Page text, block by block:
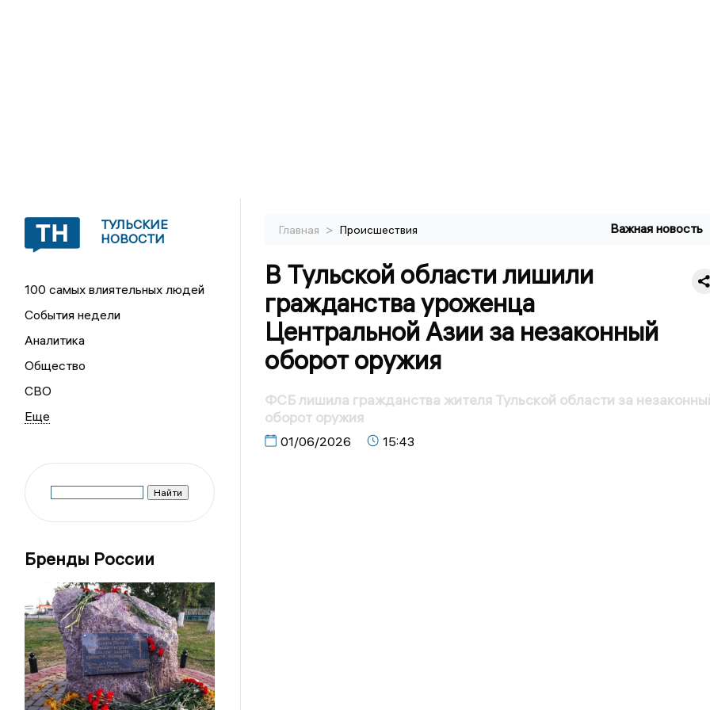
ТУЛЬСКИЕ
НОВОСТИ
100 самых влиятельных людей
События недели
Аналитика
Общество
СВО
Бренды России
Главная > Происшествия Важная новость
В Тульской области лишили
гражданства уроженца
Центральной Азии за незаконный
оборот оружия
ФСБ лишила гражданства жителя Тульской области за
оборот оружия
01/06/2026 15:43